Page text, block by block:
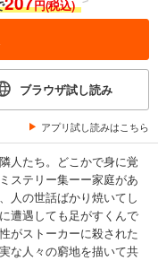
円(税込)
ブラウザ試し読み
アプリ試し読みはこちら
人たち。どこかで身に覚
ステリー集ーー家庭があ
人の世話ばかり焼いてし
遭遇しても足がすくんで
がストーカーに殺された
な人々の窮地を描いて共